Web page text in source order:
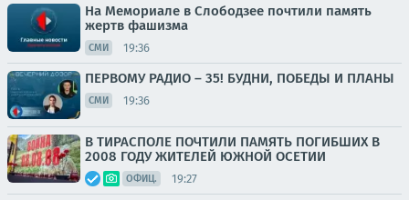
На Мемориале в Слободзее почтили память
жертв фашизма
СМИ 19:36
ПЕРВОМУ РАДИО – 35! БУДНИ, ПОБЕДЫ И ПЛАНЫ
СМИ 19:36
В ТИРАСПОЛЕ ПОЧТИЛИ ПАМЯТЬ ПОГИБШИХ В
2008 ГОДУ ЖИТЕЛЕЙ ЮЖНОЙ ОСЕТИИ
ОФИЦ. 19:27